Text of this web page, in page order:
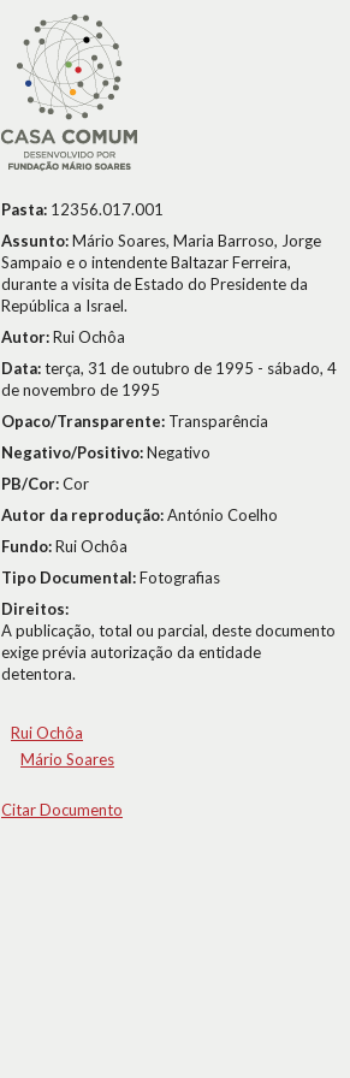
Pasta: 12356.017.001
Assunto:Mário Soares, Maria Barroso, Jorge
Sampaio e o intendente Baltazar Ferreira,
durante a visita de Estado do Presidente da
República a Israel.
Autor:Rui Ochôa
Data:terça, 31 de outubro de 1995 - sábado, 4
de novembro de 1995
Opaco/Transparente: Transparência
Negativo/Positivo:Negativo
PB/Cor:Cor
Autor da reprodução:António Coelho
Fundo:Rui Ochôa
Tipo Documental:Fotografias
Direitos:
A publicação, total ou parcial, deste documento
exige prévia autorização da entidade
detentora.
Rui Ochôa
Mário Soares
Citar Documento